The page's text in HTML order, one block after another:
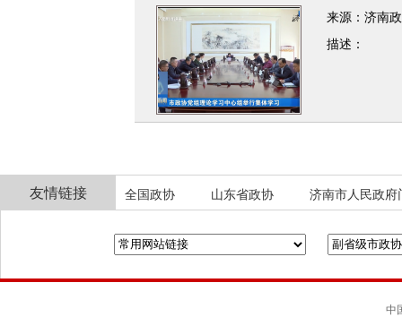
来源：济南
描述：
友情链接 全国政协 山东省政协 济南市人民政府
中